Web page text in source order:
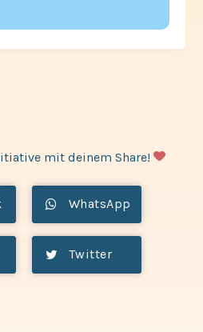
mit deinem Share!
WhatsApp
Twitter